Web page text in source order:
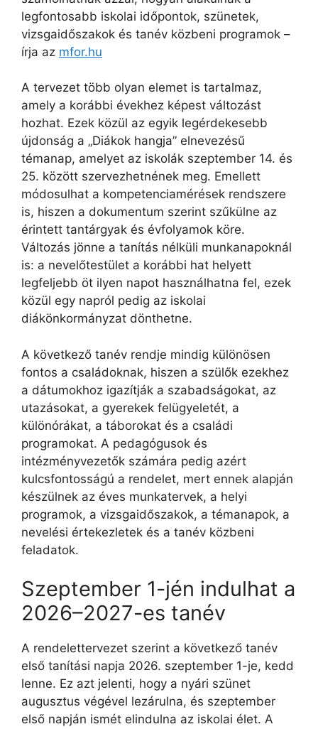
legfontosabb iskolai időpontok, szünetek,
vizsgaidőszakok és tanév közbeni programok –
írja az mfor.hu
A tervezet több olyan elemet is tartalmaz,
amely a korábbi évekhez képest változást
hozhat. Ezek közül az egyik legérdekesebb
újdonság a „Diákok hangja” elnevezésű
témanap, amelyet az iskolák szeptember 14. és
25. között szervezhetnének meg. Emellett
módosulhat a kompetenciamérések rendszere
is, hiszen a dokumentum szerint szűkülne az
érintett tantárgyak és évfolyamok köre.
Változás jönne a tanítás nélküli munkanapoknál
is: a nevelőtestület a korábbi hat helyett
legfeljebb öt ilyen napot használhatna fel, ezek
közül egy napról pedig az iskolai
diákönkormányzat dönthetne.
A következő tanév rendje mindig különösen
fontos a családoknak, hiszen a szülők ezekhez
a dátumokhoz igazítják a szabadságokat, az
utazásokat, a gyerekek felügyeletét, a
különórákat, a táborokat és a családi
programokat. A pedagógusok és
intézményvezetők számára pedig azért
kulcsfontosságú a rendelet, mert ennek alapján
készülnek az éves munkatervek, a helyi
programok, a vizsgaidőszakok, a témanapok, a
nevelési értekezletek és a tanév közbeni
feladatok.
Szeptember 1-jén indulhat a
2026–2027-es tanév
A rendelettervezet szerint a következő tanév
első tanítási napja 2026. szeptember 1-je, kedd
lenne. Ez azt jelenti, hogy a nyári szünet
augusztus végével lezárulna, és szeptember
első napján ismét elindulna az iskolai élet. A